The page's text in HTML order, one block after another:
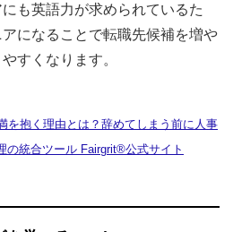
も英語力が求められているた
になることで転職先候補を増や
すくなります。
を抱く理由とは？辞めてしまう前に人事
の統合ツール Fairgrit®公式サイト